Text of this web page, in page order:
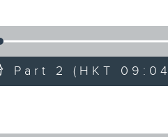
Part 2 (HKT